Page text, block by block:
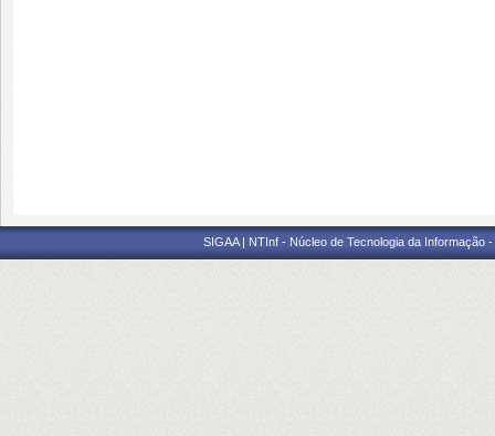
SIGAA | NTInf - Núcleo de Tecnologia da